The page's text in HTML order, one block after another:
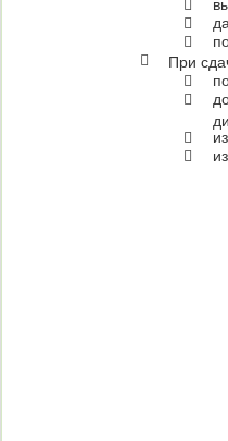



При



